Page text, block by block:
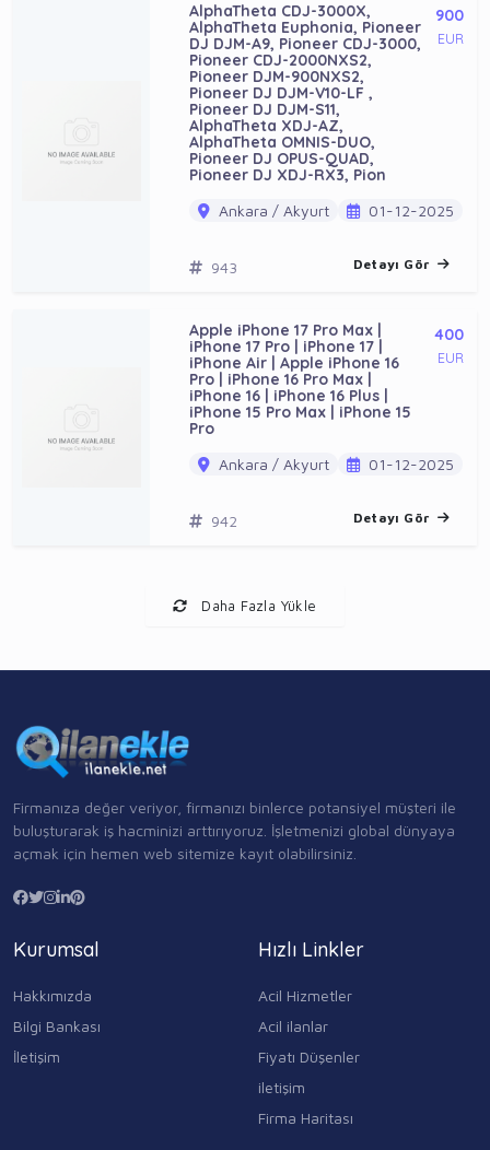
AlphaTheta CDJ-3000X,
AlphaTheta Euphonia, Pioneer
DJ DJM-A9, Pioneer CDJ-3000,
Pioneer CDJ-2000NXS2,
Pioneer DJM-900NXS2,
Pioneer DJ DJM-V10-LF ,
Pioneer DJ DJM-S11,
AlphaTheta XDJ-AZ,
AlphaTheta OMNIS-DUO,
Pioneer DJ OPUS-QUAD,
Pioneer DJ XDJ-RX3, Pion
900
EUR
Ankara / Akyurt 01-12-2025
943 Detayı Gör
Apple iPhone 17 Pro Max |
iPhone 17 Pro | iPhone 17 |
iPhone Air | Apple iPhone 16
Pro | iPhone 16 Pro Max |
iPhone 16 | iPhone 16 Plus |
iPhone 15 Pro Max | iPhone 15
Pro
400
EUR
Ankara / Akyurt 01-12-2025
942 Detayı Gör
Daha Fazla Yükle
Firmanıza değer veriyor, firmanızı binlerce potansiyel müşteri ile
buluşturarak iş hacminizi arttırıyoruz. İşletmenizi global dünyaya
açmak için hemen web sitemize kayıt olabilirsiniz.
Kurumsal
Hakkımızda
Bilgi Bankası
İletişim
Hızlı Linkler
Acil Hizmetler
Acil ilanlar
Fiyatı Düşenler
iletişim
Firma Haritası